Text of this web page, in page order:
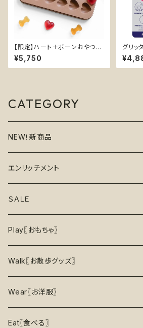
【限定】ハート＋ボーンおやつ型
【CRUDE CARNIVORE X EME
RY PETS】ホネ ハート コラボ
シリコン型 BPAフリー 犬おやつ
¥5,750
グリッ
daPup
ッチメ
ラメ
CATEGORY
NEW！新商品
6月の新商品
7月の新商品
8月の新商品
エンリッチメント
フードボウル
おもちゃ
パズル
トレーニング
リックマット
ＳＡＬＥ
割引で探す
5%OFF
10％OFF
おもちゃ
お洋服
リード・ハーネス・首輪
Play〖おもちゃ〗
二度楽しめる！壊すと新しいおもちゃが出て
ノーズワーク【Nosework】
知育玩具【Enrichment】
Walk〖お散歩グッズ〗
首輪
ハーネス
Wear〖お洋服〗
レインコート
Eat〖食べる〗